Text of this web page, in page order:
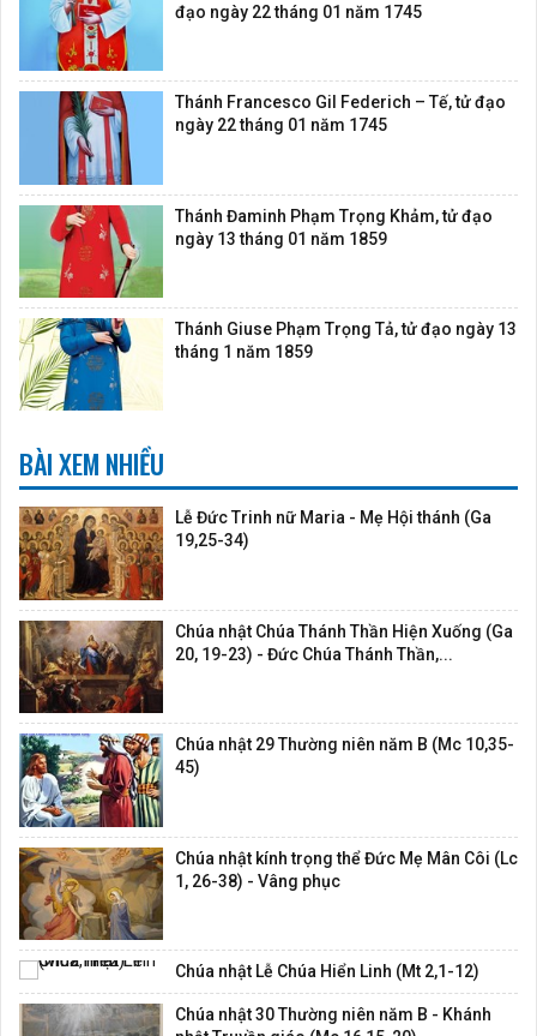
đạo ngày 22 tháng 01 năm 1745
Thánh Francesco Gil Federich – Tế, tử đạo
ngày 22 tháng 01 năm 1745
Thánh Đaminh Phạm Trọng Khảm, tử đạo
ngày 13 tháng 01 năm 1859
Thánh Giuse Phạm Trọng Tả, tử đạo ngày 13
tháng 1 năm 1859
BÀI XEM NHIỀU
Lễ Đức Trinh nữ Maria - Mẹ Hội thánh (Ga
19,25-34)
Chúa nhật Chúa Thánh Thần Hiện Xuống (Ga
20, 19-23) - Đức Chúa Thánh Thần,...
Chúa nhật 29 Thường niên năm B (Mc 10,35-
45)
Chúa nhật kính trọng thể Đức Mẹ Mân Côi (Lc
1, 26-38) - Vâng phục
Chúa nhật Lễ Chúa Hiển Linh (Mt 2,1-12)
Chúa nhật 30 Thường niên năm B - Khánh